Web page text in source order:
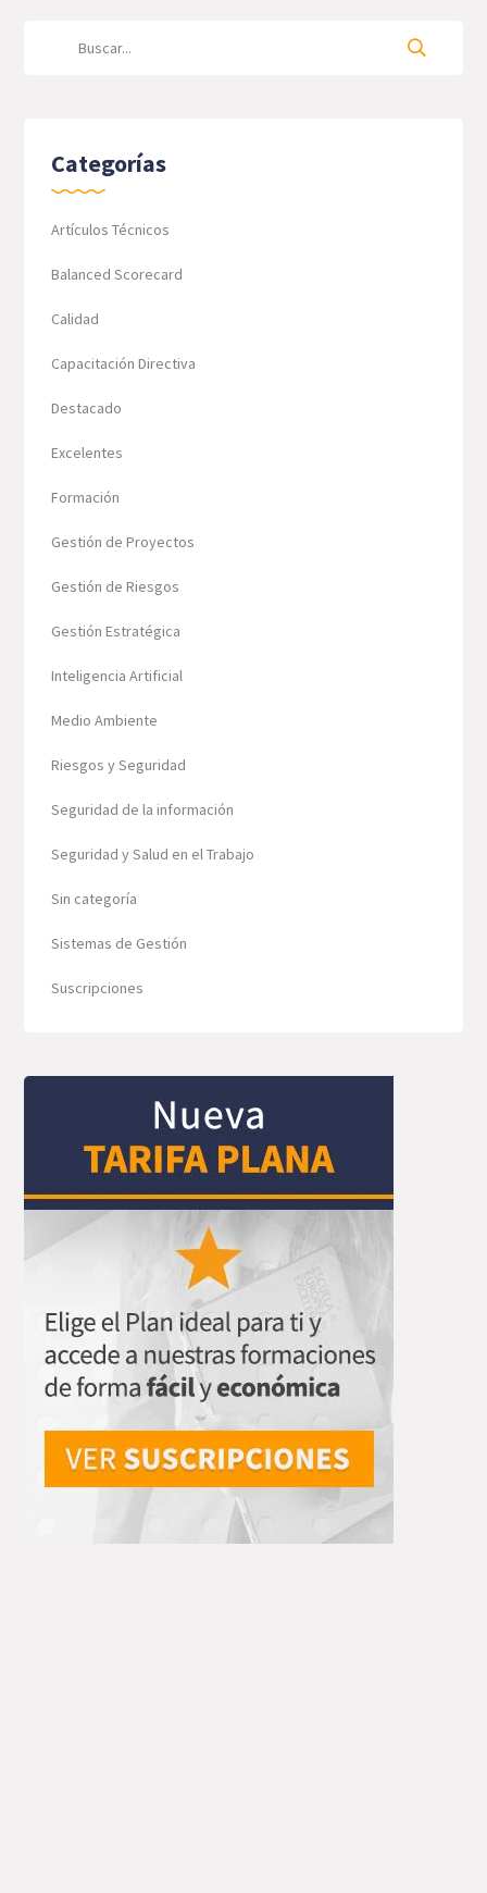
Categorías
Artículos Técnicos
Balanced Scorecard
Calidad
Capacitación Directiva
Destacado
Excelentes
Formación
Gestión de Proyectos
Gestión de Riesgos
Gestión Estratégica
Inteligencia Artificial
Medio Ambiente
Riesgos y Seguridad
Seguridad de la información
Seguridad y Salud en el Trabajo
Sin categoría
Sistemas de Gestión
Suscripciones